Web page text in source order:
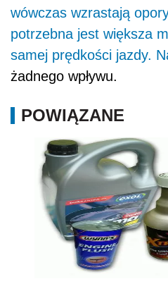
wówczas wzrastają
potrzebna jest większa
samej prędkości jazdy.
żadnego wpływu.
POWIĄZANE